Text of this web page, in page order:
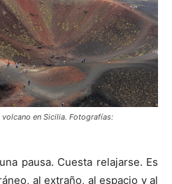
en Sicilia. Fotografías:
pausa. Cuesta relajarse. Es
al extraño, al espacio y al